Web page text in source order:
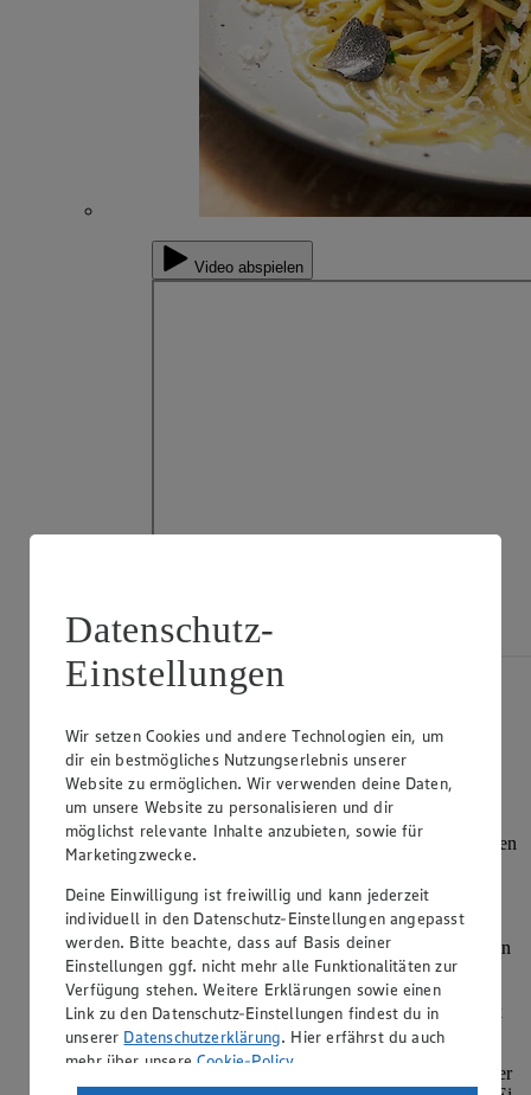
Video abspielen
Möchtest du von YouTube bereitgestellte
Einmalig erlauben
Für alle Videos erlauben
Datenschutz-Einstellungen
In der Zwischenzeit die Eier in eine Schüssel geben. Nun den
Parmesan hinzugeben, die Masse rühren und mit Salz und
Pfeffer würzen. Als nächstes das Trüffelöl oder den
gehobelten Trüffel und die Petersilie dazugeben.
Pancetta würfeln, die Schalotten und den Knoblauch schälen
und ebenfalls in Würfel schneiden. Pancetta mit 3 EL
Olivenöl in der Pfanne kross anbraten. Die Schalotten und
den Knoblauch anschwitzen und zusammen mit dem Speck
zu der Parmesan-Ei-Masse geben.
Nun die fertigen Spaghetti direkt aus dem kochenden Wasser
Datenschutz-
Einstellungen
Wir setzen Cookies und andere Technologien ein, um
dir ein bestmögliches Nutzungserlebnis unserer
Website zu ermöglichen. Wir verwenden deine Daten,
um unsere Website zu personalisieren und dir
möglichst relevante Inhalte anzubieten, sowie für
Marketingzwecke.
Deine Einwilligung ist freiwillig und kann jederzeit
individuell in den Datenschutz-Einstellungen angepasst
werden. Bitte beachte, dass auf Basis deiner
Einstellungen ggf. nicht mehr alle Funktionalitäten zur
Verfügung stehen. Weitere Erklärungen sowie einen
Link zu den Datenschutz-Einstellungen findest du in
unserer Datenschutzerklärung. Hier erfährst du auch
mehr über unsereCookie-Policy.